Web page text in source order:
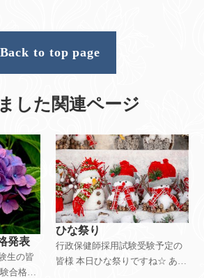
Back to top page
した関連ページ
発表
生の皆
合格発
ひな祭り
行政保健師採用試験受験予定の
皆様 本日ひな祭りですね☆ あい